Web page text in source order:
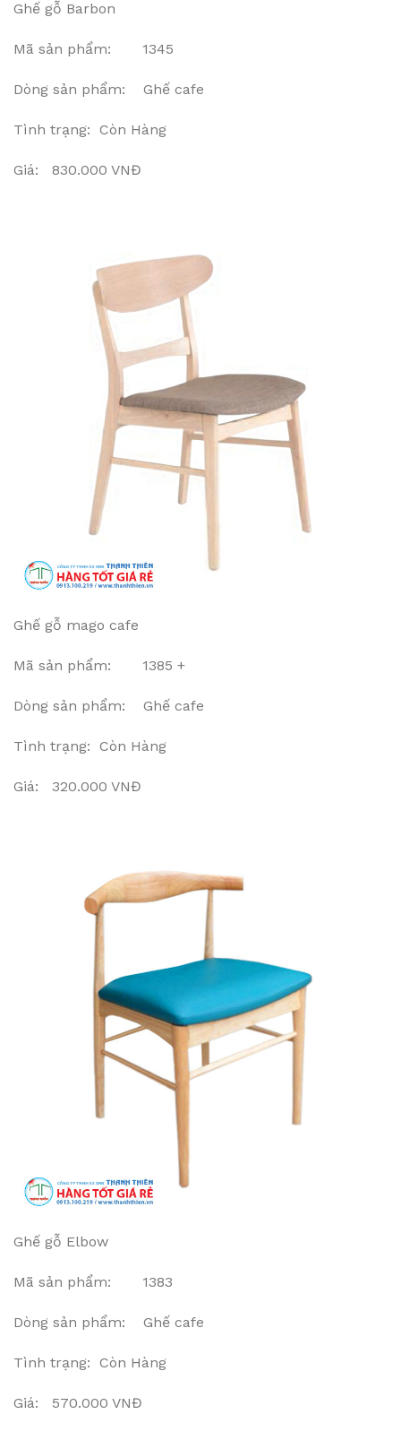
Ghế gỗ Barbon
Mã sản phẩm: 1345
Dòng sản phẩm: Ghế cafe
Tình trạng: Còn Hàng
Giá: 830.000 VNĐ
Ghế gỗ mago cafe
Mã sản phẩm: 1385 +
Dòng sản phẩm: Ghế cafe
Tình trạng: Còn Hàng
Giá: 320.000 VNĐ
Ghế gỗ Elbow
Mã sản phẩm: 1383
Dòng sản phẩm: Ghế cafe
Tình trạng: Còn Hàng
Giá: 570.000 VNĐ